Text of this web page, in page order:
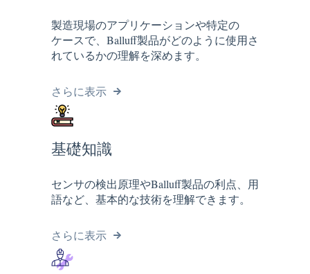
製造現場のアプリケーションや特定の
ケースで、Balluff製品がどのように使用さ
れているかの理解を深めます。
さらに表示
基礎知識
センサの検出原理やBalluff製品の利点、用
語など、基本的な技術を理解できます。
さらに表示